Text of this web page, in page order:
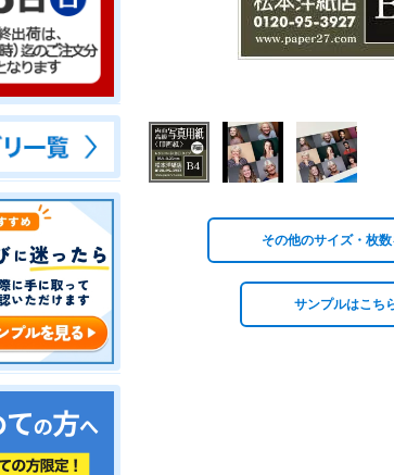
その他のサイズ・枚
サンプルはこち